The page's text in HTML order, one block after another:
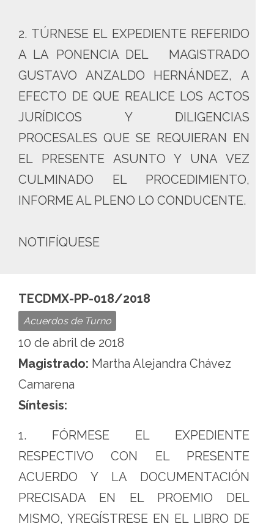
2. TÚRNESE EL EXPEDIENTE REFERIDO
A LA PONENCIA DEL MAGISTRADO
GUSTAVO ANZALDO HERNÁNDEZ, A
EFECTO DE QUE REALICE LOS ACTOS
JURÍDICOS Y DILIGENCIAS
PROCESALES QUE SE REQUIERAN EN
EL PRESENTE ASUNTO Y UNA VEZ
CULMINADO EL PROCEDIMIENTO,
INFORME AL PLENO LO CONDUCENTE.
NOTIFÍQUESE
TECDMX-PP-018/2018
Acuerdos de Turno
10 de abril de 2018
Magistrado: Martha Alejandra Chávez
Camarena
Síntesis:
1. FÓRMESE EL EXPEDIENTE
RESPECTIVO CON EL PRESENTE
ACUERDO Y LA DOCUMENTACIÓN
PRECISADA EN EL PROEMIO DEL
MISMO, YREGÍSTRESE EN EL LIBRO DE